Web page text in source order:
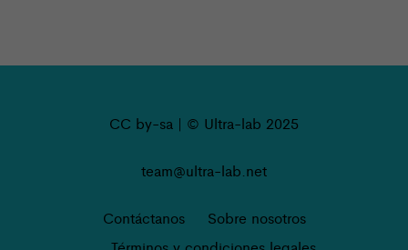
CC by-sa | © Ultra-lab 2025
team@ultra-lab.net
Contáctanos
Sobre nosotros